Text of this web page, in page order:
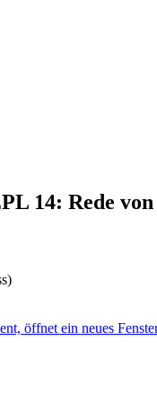
14: Rede
öffnet ein neues